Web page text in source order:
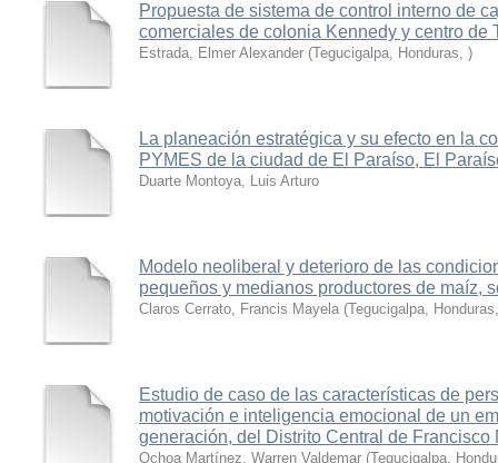
Propuesta de sistema de control interno de
comerciales de colonia Kennedy y centro de
Estrada, Elmer Alexander (Tegucigalpa, Honduras, )
La planeación estratégica y su efecto en la
PYMES de la ciudad de El Paraíso, El
Duarte Montoya, Luis Arturo
Modelo neoliberal y deterioro de las
pequeños y medianos productores de maíz,
Claros Cerrato, Francis Mayela (Tegucigalpa, Honduras
Estudio de caso de las características de
motivación e inteligencia emocional de un
generación, del Distrito Central de Francisco
Ochoa Martínez, Warren Valdemar (Tegucigalpa,